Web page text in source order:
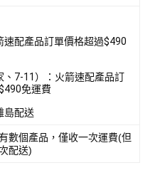
速配產品訂單價格超過$490
、7-11）：火箭速配產品訂
免運費
島配送
數個產品，僅收一次運費(但
配送)